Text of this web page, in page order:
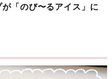
「のび〜るアイス」に